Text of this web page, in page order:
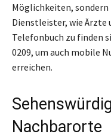
Möglichkeiten, sondern
Dienstleister, wie Ärzte
Telefonbuch zu finden
0209, um auch mobile
erreichen.
Nachbarorte